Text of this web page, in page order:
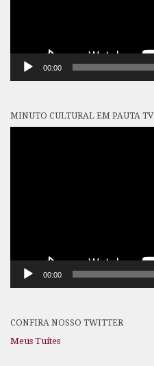
00:00
MINUTO CULTURAL EM PAUTA TV
00:00
CONFIRA NOSSO TWITTER
Meus Tuítes